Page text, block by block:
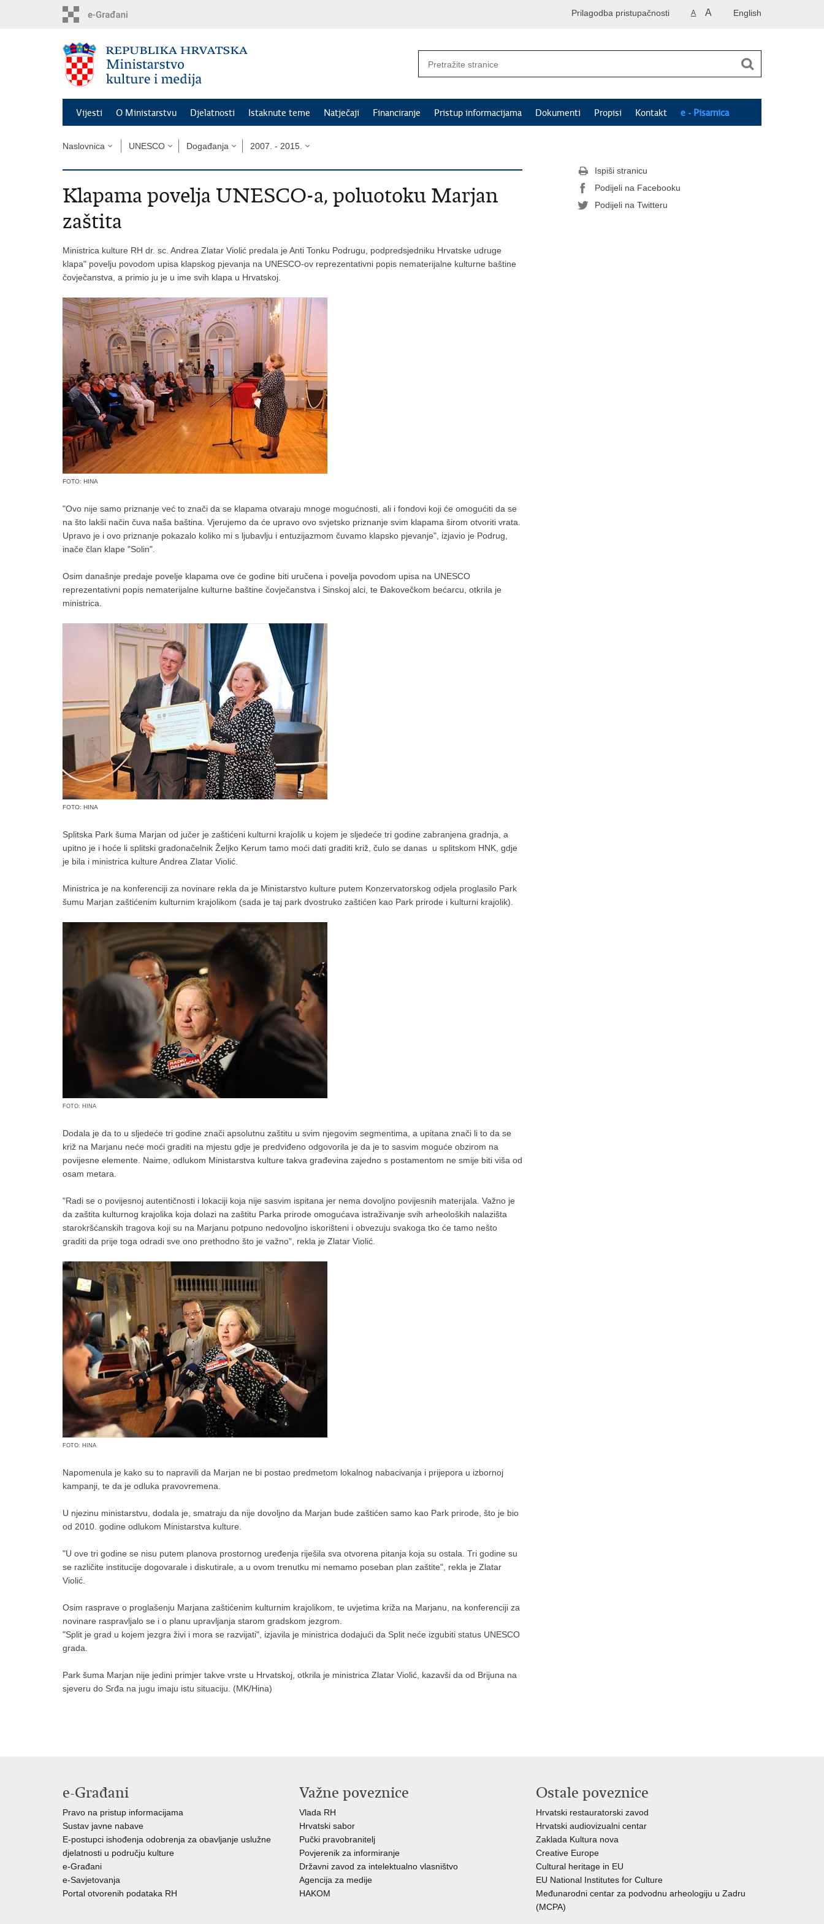
English
A A
Prilagodba pristupačnosti
Vijesti O Ministarstvu Djelatnosti Istaknute teme Natječaji Financiranje Pristup informacijama Dokumenti Propisi Kontakt e - Pisarnica
Naslovnica UNESCO Događanja 2007. - 2015.
Klapama povelja UNESCO-a, poluotoku Marjan
zaštita
Ministrica kulture RH dr. sc. Andrea Zlatar Violić predala je Anti Tonku Podrugu, podpredsjedniku Hrvatske udruge
klapa" povelju povodom upisa klapskog pjevanja na UNESCO-ov reprezentativni popis nematerijalne kulturne baštine
čovječanstva, a primio ju je u ime svih klapa u Hrvatskoj.
FOTO: HINA
"Ovo nije samo priznanje već to znači da se klapama otvaraju mnoge mogućnosti, ali i fondovi koji će omogućiti da se
na što lakši način čuva naša baština. Vjerujemo da će upravo ovo svjetsko priznanje svim klapama širom otvoriti vrata.
Upravo je i ovo priznanje pokazalo koliko mi s ljubavlju i entuzijazmom čuvamo klapsko pjevanje", izjavio je Podrug,
inače član klape "Solin".
Osim današnje predaje povelje klapama ove će godine biti uručena i povelja povodom upisa na UNESCO
reprezentativni popis nematerijalne kulturne baštine čovječanstva i Sinskoj alci, te Đakovečkom bećarcu, otkrila je
ministrica.
FOTO: HINA
Splitska Park šuma Marjan od jučer je zaštićeni kulturni krajolik u kojem je sljedeće tri godine zabranjena gradnja, a
upitno je i hoće li splitski gradonačelnik Željko Kerum tamo moći dati graditi križ, čulo se danas u splitskom HNK, gdje
je bila i ministrica kulture Andrea Zlatar Violić.
Ministrica je na konferenciji za novinare rekla da je Ministarstvo kulture putem Konzervatorskog odjela proglasilo Park
šumu Marjan zaštićenim kulturnim krajolikom (sada je taj park dvostruko zaštićen kao Park prirode i kulturni krajolik).
FOTO: HINA
Dodala je da to u sljedeće tri godine znači apsolutnu zaštitu u svim njegovim segmentima, a upitana znači li to da se
križ na Marjanu neće moći graditi na mjestu gdje je predviđeno odgovorila je da je to sasvim moguće obzirom na
povijesne elemente. Naime, odlukom Ministarstva kulture takva građevina zajedno s postamentom ne smije biti viša od
osam metara.
"Radi se o povijesnoj autentičnosti i lokaciji koja nije sasvim ispitana jer nema dovoljno povijesnih materijala. Važno je
da zaštita kulturnog krajolika koja dolazi na zaštitu Parka prirode omogućava istraživanje svih arheoloških nalazišta
starokršćanskih tragova koji su na Marjanu potpuno nedovoljno iskorišteni i obvezuju svakoga tko će tamo nešto
graditi da prije toga odradi sve ono prethodno što je važno", rekla je Zlatar Violić.
FOTO: HINA
Napomenula je kako su to napravili da Marjan ne bi postao predmetom lokalnog nabacivanja i prijepora u izbornoj
kampanji, te da je odluka pravovremena.
U njezinu ministarstvu, dodala je, smatraju da nije dovoljno da Marjan bude zaštićen samo kao Park prirode, što je bio
od 2010. godine odlukom Ministarstva kulture.
"U ove tri godine se nisu putem planova prostornog uređenja riješila sva otvorena pitanja koja su ostala. Tri godine su
se različite institucije dogovarale i diskutirale, a u ovom trenutku mi nemamo poseban plan zaštite", rekla je Zlatar
Violić.
Osim rasprave o proglašenju Marjana zaštićenim kulturnim krajolikom, te uvjetima križa na Marjanu, na konferenciji za
novinare raspravljalo se i o planu upravljanja starom gradskom jezgrom.
"Split je grad u kojem jezgra živi i mora se razvijati", izjavila je ministrica dodajući da Split neće izgubiti status UNESCO
grada.
Park šuma Marjan nije jedini primjer takve vrste u Hrvatskoj, otkrila je ministrica Zlatar Violić, kazavši da od Brijuna na
sjeveru do Srđa na jugu imaju istu situaciju. (MK/Hina)
Ispiši stranicu
Podijeli na Facebooku
Podijeli na Twitteru
e-Građani
Pravo na pristup informacijama
Sustav javne nabave
E-postupci ishođenja odobrenja za obavljanje uslužne
djelatnosti u području kulture
e-Građani
e-Savjetovanja
Portal otvorenih podataka RH
Važne poveznice
Vlada RH
Hrvatski sabor
Pučki pravobranitelj
Povjerenik za informiranje
Državni zavod za intelektualno vlasništvo
Agencija za medije
HAKOM
Ostale poveznice
Hrvatski restauratorski zavod
Hrvatski audiovizualni centar
Zaklada Kultura nova
Creative Europe
Cultural heritage in EU
EU National Institutes for Culture
Međunarodni centar za podvodnu arheologiju u Zadru
(MCPA)